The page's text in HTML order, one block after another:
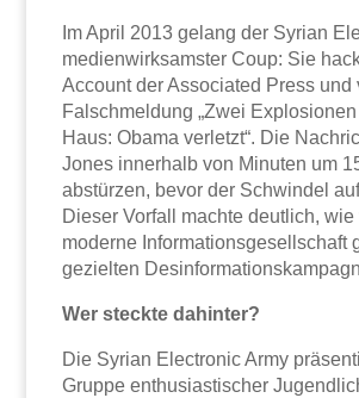
Im April 2013 gelang der Syrian
medienwirksamster Coup: Sie
Account der Associated Press und
Falschmeldung „Zwei
Haus: Obama verletzt“. Die
Jones innerhalb von Minuten um
abstürzen, bevor der Schwindel
Dieser Vorfall machte deutlich,
moderne Informationsgesellschaft
gezielten
Wer steckte dahinter?
Die Syrian Electronic Army
Gruppe enthusiastischer